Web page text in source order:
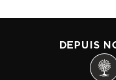
DEPUIS